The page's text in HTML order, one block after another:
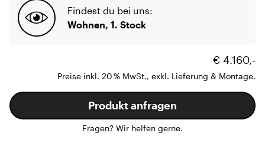
Findest du bei uns:
Wohnen, 1. Stock
€ 4.160,-
Preise inkl. 20 % MwSt., exkl. Lieferung & Montage.
Produkt anfragen
Fragen? Wir helfen gerne.